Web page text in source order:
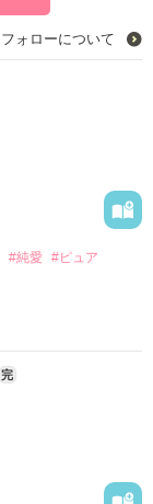
フォローについて
#純愛 #ピュア
完